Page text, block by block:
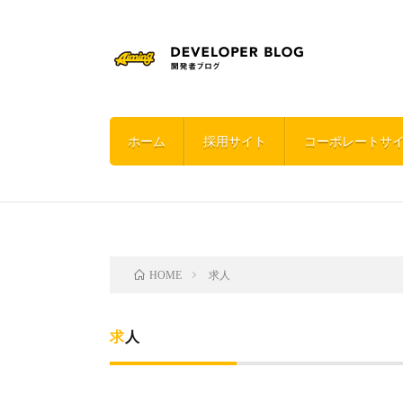
ホーム 採用サイト コーポレートサ
HOME 求人
求人